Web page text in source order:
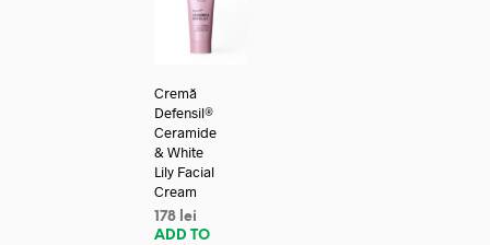
Cremă
Defensil®
Ceramide
& White
Lily Facial
Cream
178 lei
ADD TO